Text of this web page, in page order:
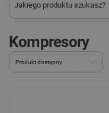
Kompresory